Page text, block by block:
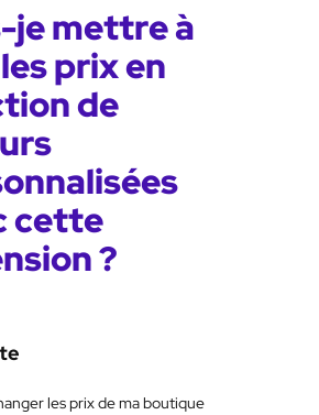
je mettre à
prix en
de
cette
?
les prix de ma boutique